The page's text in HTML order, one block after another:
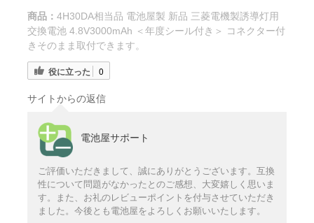
商品： 4H30DA相当品 電池屋製 新品 三菱電機製誘導灯用
交換電池 4.8V3000mAh ＜年度シール付き＞ コネクター付
きそのまま取付できます。
役に立った 0
サイトからの返信
電池屋サポート
ご評価いただきまして、誠にありがとうございます。互換
性について問題がなかったとのご感想、大変嬉しく思いま
す。また、お礼のレビューポイントを付与させていただき
ました。今後とも電池屋をよろしくお願いいたします。